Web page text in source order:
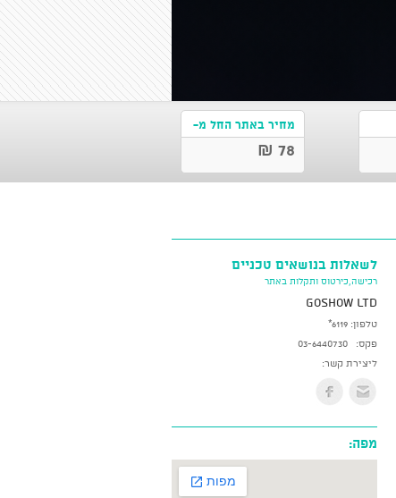
מחיר באתר החל מ-
78 ₪
לשאלות בנושאים טכניים
רכישה,כירטוס ותקלות באתר
GoShow LTD
טלפון: *6119
פקס:
03-6440730
ליצירת קשר:
מפה: